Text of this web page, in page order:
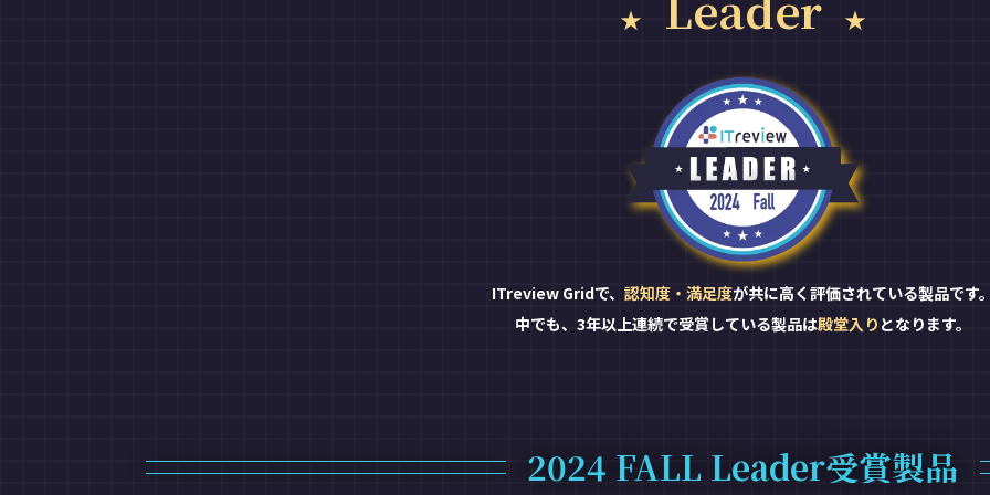
ITreview Gridで、 認知度・満足度が共に高く評価されている製品です
中でも、3年以上連続で受賞している製品は殿堂入り となります。
2024 FALL Leader受賞製品